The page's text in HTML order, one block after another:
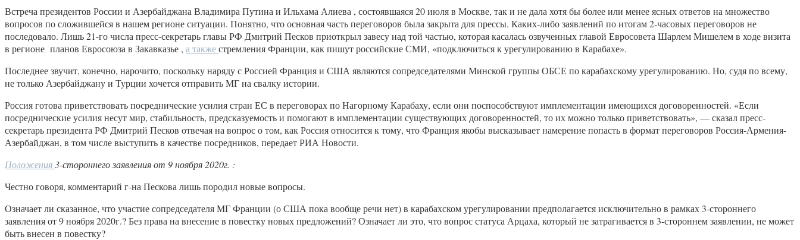
Встреча президентов России и Азербайджана Владимира Путина и Ильхама Алиева , состоявшаяся 20 июля в Москве, так и не дала хотя бы более или менее ясных ответов на множество
вопросов по сложившейся в нашем регионе ситуации. Понятно, что основная часть переговоров была закрыта для прессы. Каких-либо заявлений по итогам 2-часовых переговоров не
последовало. Лишь 21-го числа пресс-секретарь главы РФ Дмитрий Песков приоткрыл завесу над той частью, которая касалась озвученных главой Евросовета Шарлем Мишелем в ходе визита
в регионе планов Евросоюза в Закавказье , а такжестремления Франции, как пишут российские СМИ, «подключиться к урегулированию в Карабахе».
Последнее звучит, конечно, нарочито, поскольку наряду с Россией Франция и США являются сопредседателями Минской группы ОБСЕ по карабахскому урегулированию. Но, судя по всему,
не только Азербайджану и Турции хочется отправить МГ на свалку истории.
Россия готова приветствовать посреднические усилия стран ЕС в переговорах по Нагорному Карабаху, если они поспособствуют имплементации имеющихся договоренностей. «Если
посреднические усилия несут мир, стабильность, предсказуемость и помогают в имплементации существующих договоренностей, то их можно только приветствовать», — сказал пресс-
секретарь президента РФ Дмитрий Песков отвечая на вопрос о том, как Россия относится к тому, что Франция якобы высказывает намерение попасть в формат переговоров Россия-Армения-
Азербайджан, в том числе выступить в качестве посредников, передает РИА Новости.
Положения3-стороннего заявления от 9 ноября 2020г. :
Честно говоря, комментарий г-на Пескова лишь породил новые вопросы.
Означает ли сказанное, что участие сопредседателя МГ Франции (о США пока вообще речи нет) в карабахском урегулировании предполагается исключительно в рамках 3-стороннего
заявления от 9 ноября 2020г.? Без права на внесение в повестку новых предложений? Означает ли это, что вопрос статуса Арцаха, который не затрагивается в 3-стороннем заявлении, не может
быть внесен в повестку?